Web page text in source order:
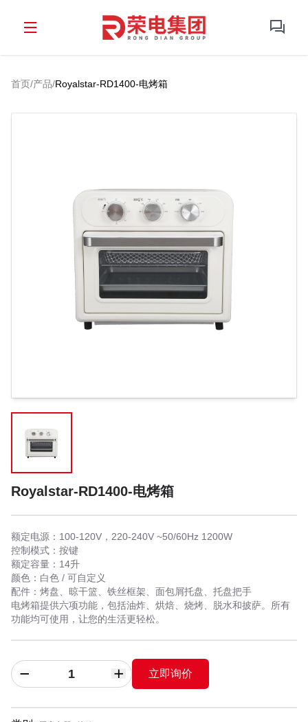
首页/产品/Royalstar-RD1400-电烤箱
Royalstar-RD1400-电烤箱
额定电源：100-120V，220-240V ~50/60Hz 1200W
控制模式：按键
额定容量：14升
颜色：白色 / 可自定义
配件：烤盘、晾干篮、铁丝框架、面包屑托盘、托盘把手
电烤箱提供六项功能，包括油炸、烘焙、烧烤、脱水和披萨。所有
功能均可使用，让您的生活更轻松。
立即询价